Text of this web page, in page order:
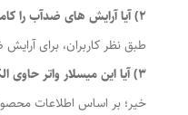
2) آیا آرایش های ضدآب را کاملا پاک می کند؟
طبق نظر کاربران، برای
3) آیا این میسلار واتر حاوی الکل است؟
خیر؛ بر اساس اطلاعات